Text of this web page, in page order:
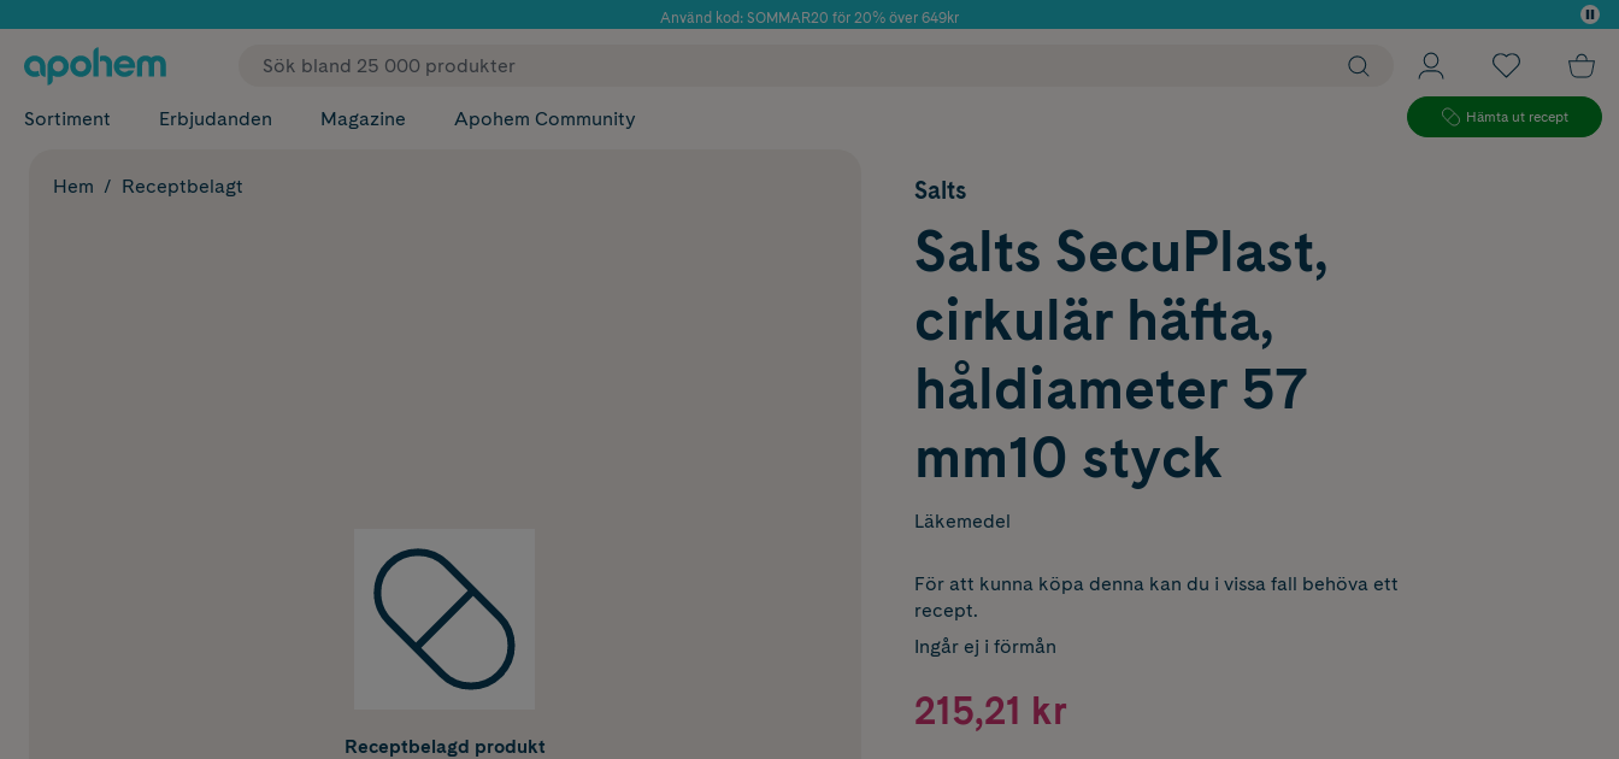
Använd kod: SOMMAR20 för 20% över 649kr
✓ Fri frakt
Sortiment Erbjudanden Magazine Apohem Community Hämta ut recept
Hem Receptbelagt
Receptbelagd produkt
Salts
Salts SecuPlast,
cirkulär häfta,
håldiameter 57
mm10 styck
Läkemedel
För att kunna köpa denna kan du i vissa fall behöva ett
recept.
Ingår ej i förmån
215,21 kr